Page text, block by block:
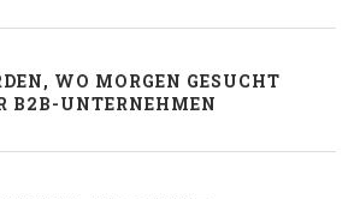
WO MORGEN GESUCHT
B2B-UNTERNEHMEN